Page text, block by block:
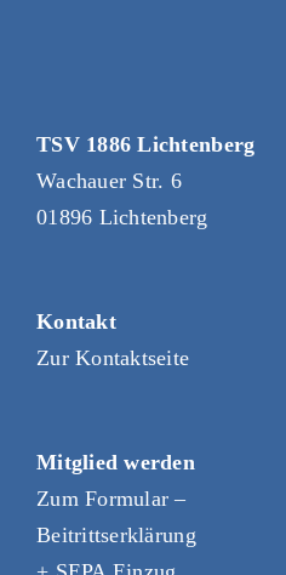
TSV 1886 Lichtenberg
Wachauer Str. 6
01896 Lichtenberg
Kontakt
Zur Kontaktseite
Mitglied werden
Zum Formular –
Beitrittserklärung